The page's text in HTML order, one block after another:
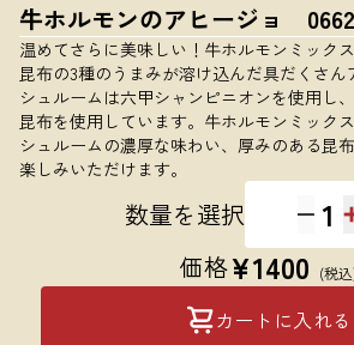
牛ホルモンのアヒージョ 0662
温めてさらに美味しい！牛ホルモンミック
昆布の3種のうまみが溶け込んだ具だくさん
シュルームは六甲シャンピニオンを使用し
昆布を使用しています。牛ホルモンミック
シュルームの濃厚な味わい、厚みのある昆
楽しみいただけます。
数量を選択 1
価格¥1400 (税
カートに入れる